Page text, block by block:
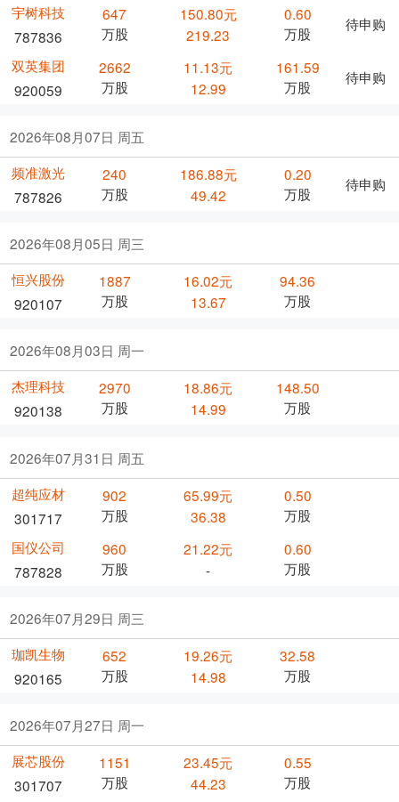
宇树科技
787836
647
万股
150.80元
219.23
0.60
万股
待申购
双英集团
920059
2662
万股
11.13元
12.99
161.59
万股
待申购
2026年08月07日 周五
频准激光
787826
240
万股
186.88元
49.42
0.20
万股
待申购
2026年08月05日 周三
恒兴股份
920107
1887
万股
16.02元
13.67
94.36
万股
2026年08月03日 周一
杰理科技
920138
2970
万股
18.86元
14.99
148.50
万股
2026年07月31日 周五
超纯应材
301717
902
万股
65.99元
36.38
0.50
万股
国仪公司
787828
960
万股
21.22元
-
0.60
万股
2026年07月29日 周三
珈凯生物
920165
652
万股
19.26元
14.98
32.58
万股
2026年07月27日 周一
展芯股份
301707
1151
万股
23.45元
44.23
0.55
万股